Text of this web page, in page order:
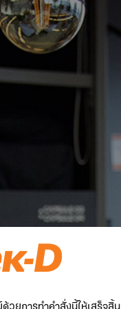
วยการทำคำสั่งนี้ให้เสร็จสิ้น